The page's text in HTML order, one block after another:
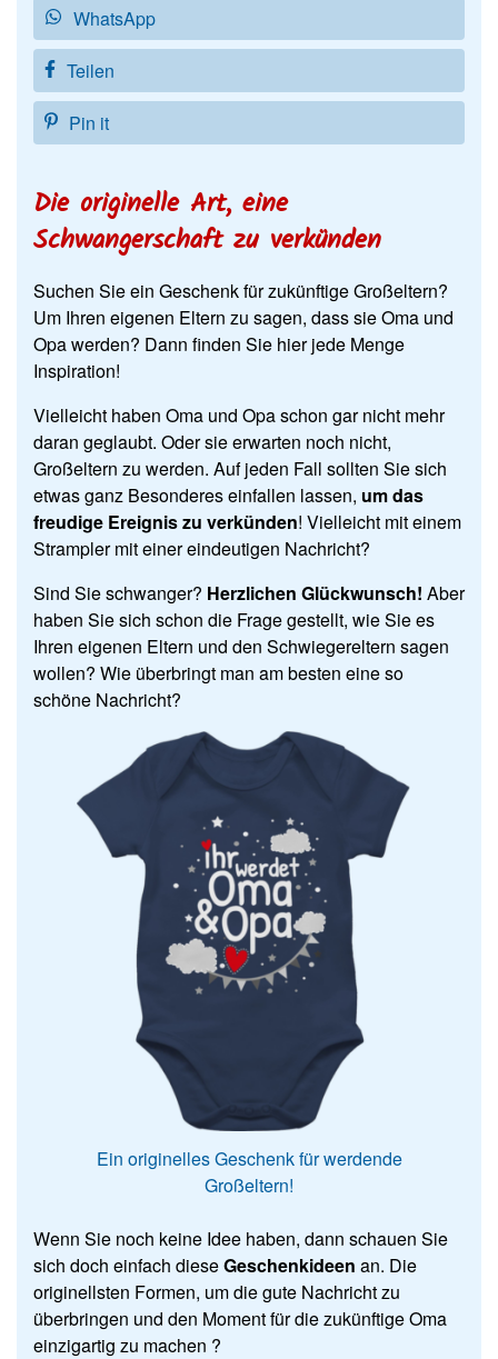
WhatsApp
Teilen
Pin it
Die originelle Art, eine
Schwangerschaft zu verkünden
Suchen Sie ein Geschenk für zukünftige Großeltern?
Um Ihren eigenen Eltern zu sagen, dass sie Oma und
Opa werden? Dann finden Sie hier jede Menge
Inspiration!
Vielleicht haben Oma und Opa schon gar nicht mehr
daran geglaubt. Oder sie erwarten noch nicht,
Großeltern zu werden. Auf jeden Fall sollten Sie sich
etwas ganz Besonderes einfallen lassen, um das
freudige Ereignis zu verkünden! Vielleicht mit einem
Strampler mit einer eindeutigen Nachricht?
Sind Sie schwanger? Herzlichen Glückwunsch! Aber
haben Sie sich schon die Frage gestellt, wie Sie es
Ihren eigenen Eltern und den Schwiegereltern sagen
wollen? Wie überbringt man am besten eine so
schöne Nachricht?
Ein originelles Geschenk für werdende
Großeltern!
Wenn Sie noch keine Idee haben, dann schauen Sie
sich doch einfach dieseGeschenkideen an. Die
originellsten Formen, um die gute Nachricht zu
überbringen und den Moment für die zukünftige Oma
einzigartig zu machen ?